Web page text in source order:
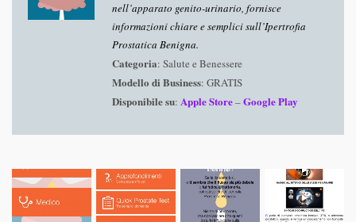
nell’apparato genito-urinario, fornisce
informazioni chiare e semplici sull’Ipertrofia
Prostatica Benigna.
Categoria: Salute e Benessere
Modello di Business: GRATIS
Disponibile su: Apple Store–Google Play